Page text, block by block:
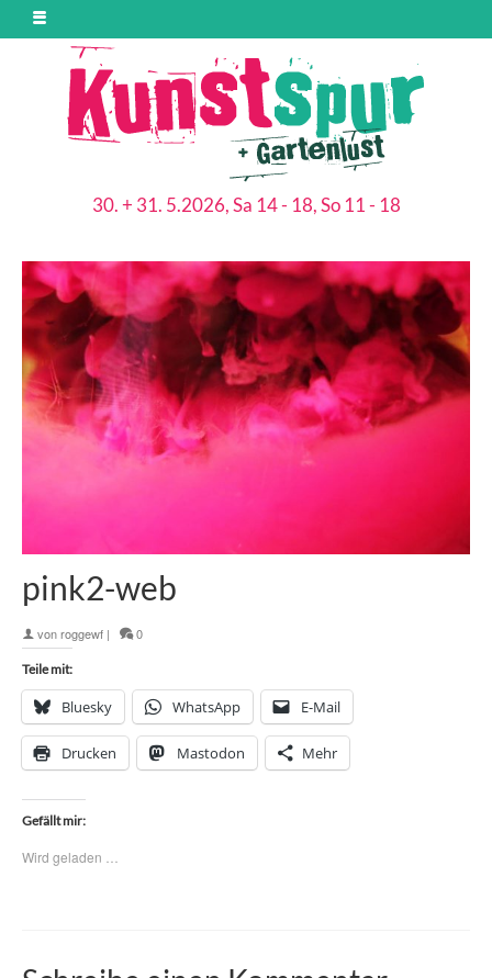
30. + 31. 5.2026, Sa 14 - 18, So 11 - 18
pink2-web
vonroggewf | 0
Teile mit:
Bluesky WhatsApp E-Mail
Drucken Mastodon Mehr
Gefällt mir:
Wird geladen …